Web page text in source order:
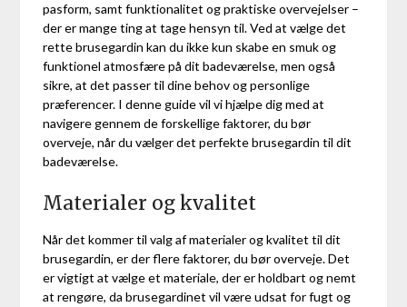
pasform, samt funktionalitet og praktiske overvejelser –
der er mange ting at tage hensyn til. Ved at vælge det
rette brusegardin kan du ikke kun skabe en smuk og
funktionel atmosfære på dit badeværelse, men også
sikre, at det passer til dine behov og personlige
præferencer. I denne guide vil vi hjælpe dig med at
navigere gennem de forskellige faktorer, du bør
overveje, når du vælger det perfekte brusegardin til dit
badeværelse.
Materialer og kvalitet
Når det kommer til valg af materialer og kvalitet til dit
brusegardin, er der flere faktorer, du bør overveje. Det
er vigtigt at vælge et materiale, der er holdbart og nemt
at rengøre, da brusegardinet vil være udsat for fugt og